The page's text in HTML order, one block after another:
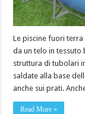
Le piscine fuori
da un telo in tessuto
struttura di tubolari
saldate alla base
anche sui prati.
Read More »